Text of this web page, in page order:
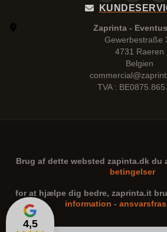
4,5
Zaprinta -
Gewerbestraße
4731 Raeren
Belgien
TVA :
Brug af dette websted zapinta.dk du
betingelser
for at hjælpe dig bedre, zaprinta.it
information -